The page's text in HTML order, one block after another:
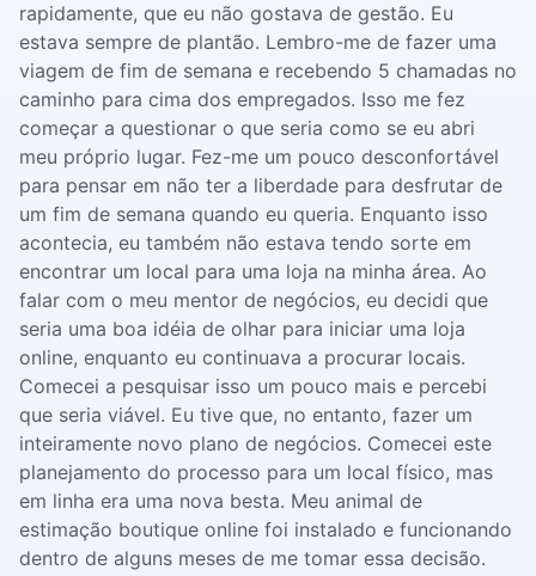
rapidamente, que eu não gostava de gestão. Eu
estava sempre de plantão. Lembro-me de fazer uma
viagem de fim de semana e recebendo 5 chamadas no
caminho para cima dos empregados. Isso me fez
começar a questionar o que seria como se eu abri
meu próprio lugar. Fez-me um pouco desconfortável
para pensar em não ter a liberdade para desfrutar de
um fim de semana quando eu queria. Enquanto isso
acontecia, eu também não estava tendo sorte em
encontrar um local para uma loja na minha área. Ao
falar com o meu mentor de negócios, eu decidi que
seria uma boa idéia de olhar para iniciar uma loja
online, enquanto eu continuava a procurar locais.
Comecei a pesquisar isso um pouco mais e percebi
que seria viável. Eu tive que, no entanto, fazer um
inteiramente novo plano de negócios. Comecei este
planejamento do processo para um local físico, mas
em linha era uma nova besta. Meu animal de
estimação boutique online foi instalado e funcionando
dentro de alguns meses de me tomar essa decisão.